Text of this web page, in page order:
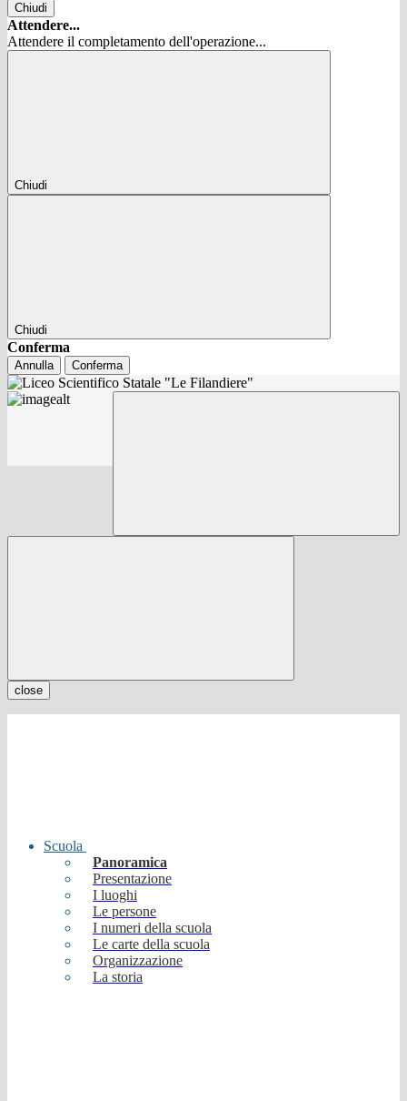
Chiudi
Attendere...
Attendere il completamento dell'operazione...
Chiudi
Chiudi
Conferma
Annulla Conferma
close
Scuola
Panoramica
Presentazione
I luoghi
Le persone
I numeri della scuola
Le carte della scuola
Organizzazione
La storia